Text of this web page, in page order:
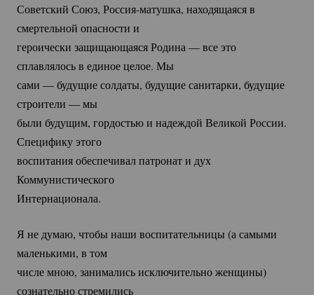
Советский Союз, Россия-матушка, находящаяся в
смертельной опасности и
героически защищающаяся Родина — все это
сплавлялось в единое целое. Мы
сами — будущие солдаты, будущие санитарки, будущие
строители — мы
были будущим, гордостью и надеждой Великой России.
Специфику этого
воспитания обеспечивал патронат и дух
Коммунистического
Интернационала.
Я не думаю, чтобы наши воспитательницы (а самыми
маленькими, в том
числе мною, занимались исключительно женщины)
сознательно стремились